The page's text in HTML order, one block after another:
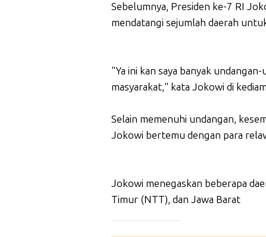
Sebelumnya, Presiden ke-7 RI
mendatangi sejumlah daerah
"Ya ini kan saya banyak
masyarakat," kata Jokowi di
Selain memenuhi undangan,
Jokowi bertemu dengan para
Jokowi menegaskan beberapa
Timur (NTT), dan Jawa Barat